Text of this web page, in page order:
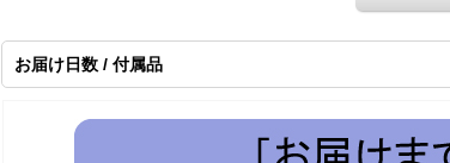
お届け日数 / 付属品